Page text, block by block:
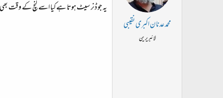
محمد عدنان اکبری نقیبی
لائبریرین
یہ جو ڈنر سیٹ ہوتا ہے کیا اسے لنچ کے وقت